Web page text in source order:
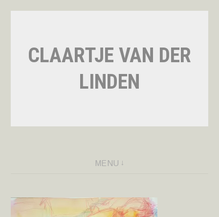
springenCLAARTJE VAN DER
LINDEN
MENU